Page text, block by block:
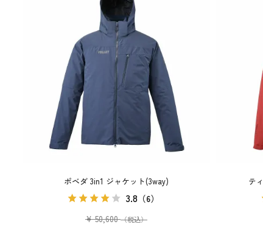
ポベダ 3in1 ジャケット(3way)
3.8 （6）
¥ 50,600 （税込）
テ